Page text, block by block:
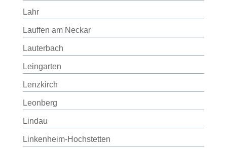
Lahr
Lauffen am Neckar
Lauterbach
Leingarten
Lenzkirch
Leonberg
Lindau
Linkenheim-Hochstetten